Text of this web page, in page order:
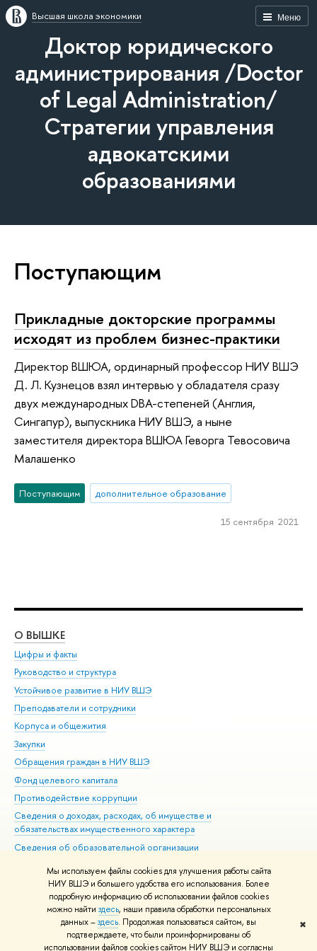
Мы используем файлы cookies для улучшения работы сайта
НИУ ВШЭ и большего удобства его использования. Более
подробную информацию об использовании файлов cookies
можно найти здесь, наши правила обработки персональных
данных –здесь. Продолжая пользоваться сайтом, вы
подтверждаете, что были проинформированы об
использовании файлов cookies сайтом НИУ ВШЭ и согласны
✖
Меню
Высшая школа экономики
Доктор юридического
администрирования /Doctor
of Legal Administration/
Стратегии управления
адвокатскими
образованиями
Поступающим
Прикладные докторские программы
исходят из проблем бизнес-практики
Директор ВШЮА, ординарный профессор НИУ ВШЭ
Д. Л. Кузнецов взял интервью у обладателя сразу
двух международных DBA-степеней (Англия,
Сингапур), выпускника НИУ ВШЭ, а ныне
заместителя директора ВШЮА Геворга Тевосовича
Малашенко
Поступающим дополнительное образование
15 сентября 2021
О ВЫШКЕ
Цифры и факты
Руководство и структура
Устойчивое развитие в НИУ ВШЭ
Преподаватели и сотрудники
Корпуса и общежития
Закупки
Обращения граждан в НИУ ВШЭ
Фонд целевого капитала
Противодействие коррупции
Сведения о доходах, расходах, об имуществе и
обязательствах имущественного характера
Сведения об образовательной организации
Людям с ограниченными возможностями здоровья
Единая платежная страница
Работа в Вышке
© НИУ ВШЭ 1993–2026 Адреса и контакты Условия использования